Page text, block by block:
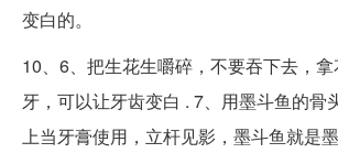
变白的。
10、6、把生花生嚼碎，不要吞下去，
牙，可以让牙齿变白 . 7、用墨斗鱼的骨
上当牙膏使用，立杆见影，墨斗鱼就是墨